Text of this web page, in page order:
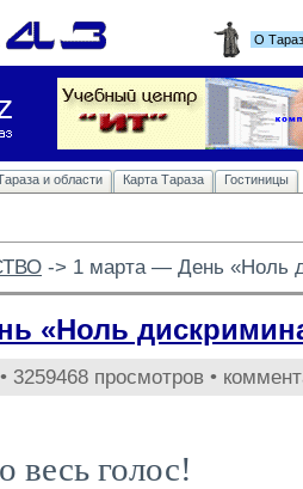
О
и области Карта Тараза Гостиницы
-> 1 марта — День «Ноль
«Ноль
• 3259468 просмотров •
весь голос!